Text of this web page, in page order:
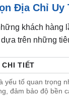
Địa Chỉ Uy
khách hàng
trên những
CHI TIẾT
yếu tố quan trọng
đảm bảo độ bền